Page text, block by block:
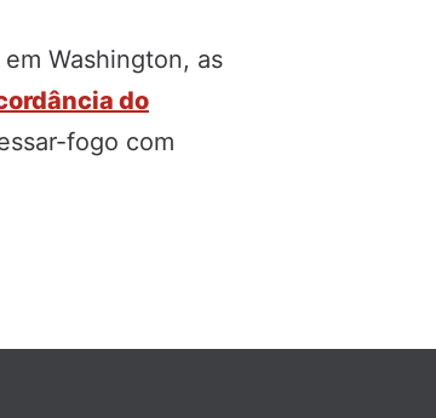
Washington, as
do
fogo com